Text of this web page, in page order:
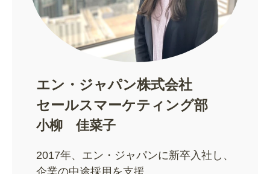
エン・ジャパン株式会社
セールスマーケティング部
小柳 佳菜子
2017年、エン・ジャパンに新卒入社し、
企業の中途採用を支援。